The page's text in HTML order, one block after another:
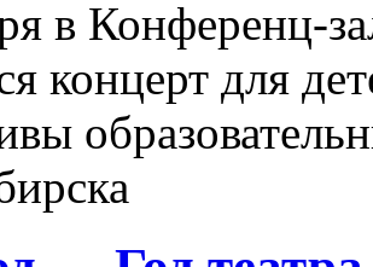
в Конференц-
концерт для